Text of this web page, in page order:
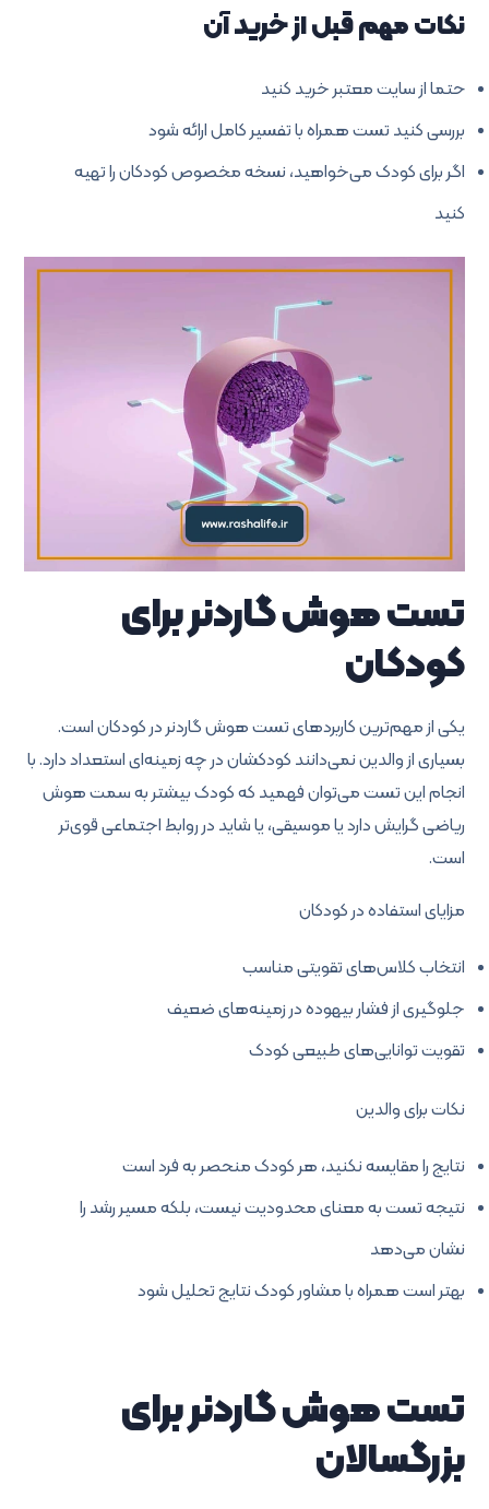
نکات مهم قبل از خرید آن
حتما از سایت معتبر خرید کنید
بررسی کنید تست همراه با تفسیر کامل ارائه شود
اگر برای کودک می‌خواهید، نسخه مخصوص کودکان را تهیه
کنید
تست هوش گاردنر برای
کودکان
یکی از مهم‌ترین کاربردهای تست هوش گاردنر در کودکان است.
بسیاری از والدین نمی‌دانند کودکشان در چه زمینه‌ای استعداد دارد. با
انجام این تست می‌توان فهمید که کودک بیشتر به سمت هوش
ریاضی گرایش دارد یا موسیقی، یا شاید در روابط اجتماعی قوی‌تر
است.
مزایای استفاده در کودکان
انتخاب کلاس‌های تقویتی مناسب
جلوگیری از فشار بیهوده در زمینه‌های ضعیف
تقویت توانایی‌های طبیعی کودک
نکات برای والدین
نتایج را مقایسه نکنید، هر کودک منحصر به فرد است
نتیجه تست به معنای محدودیت نیست، بلکه مسیر رشد را
نشان می‌دهد
بهتر است همراه با مشاور کودک نتایج تحلیل شود
تست هوش گاردنر برای
بزرگسالان